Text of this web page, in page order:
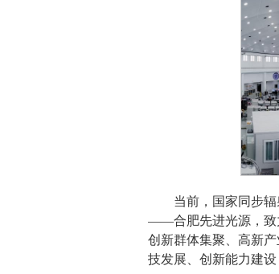
当前，国家同步
——合肥先进光源，致
创新群体集聚、高新
技发展、创新能力建设